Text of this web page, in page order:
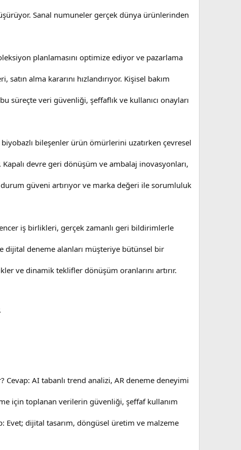
Sanal numuneler gerçek dünya ürünlerinden
planlamasını optimize ediyor ve pazarlama
alma kararını hızlandırıyor. Kişisel bakım
süreçte veri güvenliği, şeffaflık ve kullanıcı onayları
bileşenler ürün ömürlerini uzatırken çevresel
devre geri dönüşüm ve ambalaj inovasyonları,
güveni artırıyor ve marka değeri ile sorumluluk
iş birlikleri, gerçek zamanlı geri bildirimlerle
dijital deneme alanları müşteriye bütünsel bir
ve dinamik teklifler dönüşüm oranlarını artırır.
AI tabanlı trend analizi, AR deneme deneyimi
için toplanan verilerin güvenliği, şeffaf kullanım
dijital tasarım, döngüsel üretim ve malzeme